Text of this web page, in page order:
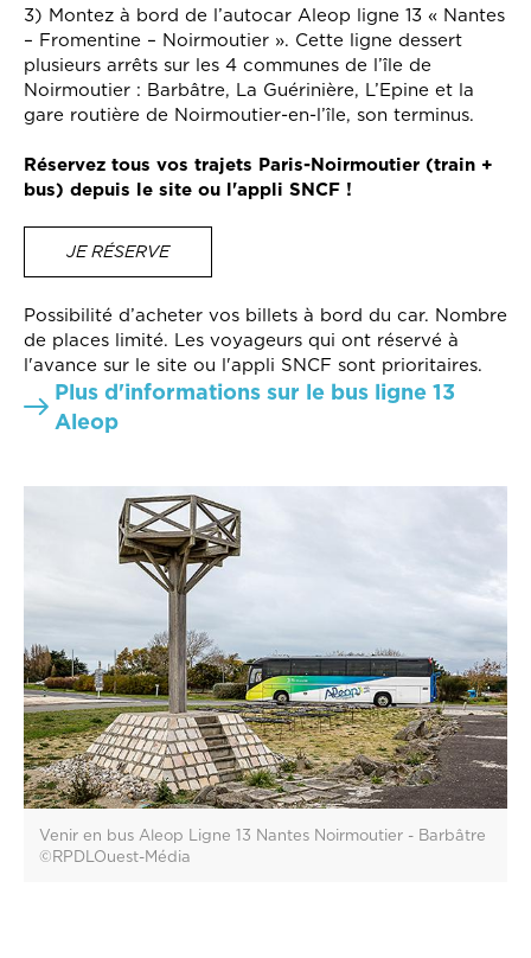
3) Montez à bord de l’autocar Aleop ligne 13 « Nantes
– Fromentine – Noirmoutier ». Cette ligne dessert
plusieurs arrêts sur les 4 communes de l’île de
Noirmoutier : Barbâtre, La Guérinière, L’Epine et la
gare routière de Noirmoutier-en-l’île, son terminus.
Réservez tous vos trajets Paris-Noirmoutier (train +
bus) depuis le site ou l'appli SNCF !
JE RÉSERVE
Possibilité d’acheter vos billets à bord du car. Nombre
de places limité. Les voyageurs qui ont réservé à
l'avance sur le site ou l'appli SNCF sont prioritaires.
Plus d'informations sur le bus ligne 13
Aleop
Venir en bus Aleop Ligne 13 Nantes Noirmoutier - Barbâtre
©RPDLOuest-Média